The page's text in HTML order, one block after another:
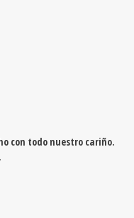
con todo nuestro cariño.